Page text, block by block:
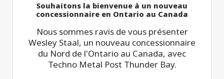
Souhaitons la bienvenue à un nouveau
concessionnaire en Ontario au Canada
Nous sommes ravis de vous présenter
Wesley Staal, un nouveau concessionnaire
du Nord de l'Ontario au Canada, avec
Techno Metal Post Thunder Bay.